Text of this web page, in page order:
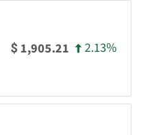
$ 1,905.21 2.13%